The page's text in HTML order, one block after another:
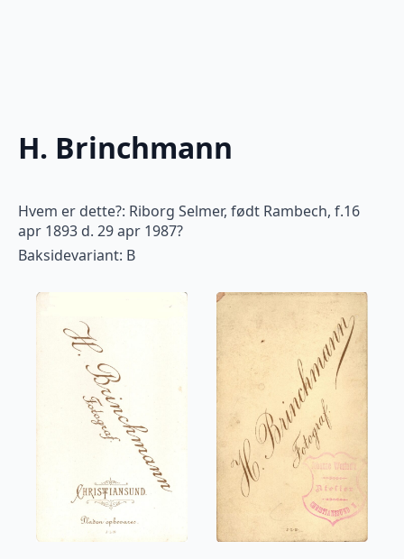
H. Brinchmann
Hvem er dette?: Riborg Selmer, født Rambech, f.16
apr 1893 d. 29 apr 1987?
Baksidevariant: B